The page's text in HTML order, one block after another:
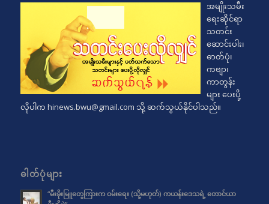
အမျိုးသမီး
ရေးဆိုင်ရာ
သတင်း
ဆောင်းပါး၊
ဓာတ်ပုံ၊
ကဗျာ၊
ကာတွန်း
များ ပေးပို့
လိုပါက hinews.bwu@gmail.com သို့ ဆက်သွယ်နိုင်ပါသည်။
ဓါတ်ပုံများ
“မီးခိုးမြူတွေကြားက ဝမ်းရေး (သို့မဟုတ်) ကယန်းဒေသရဲ့ တောင်ယာ